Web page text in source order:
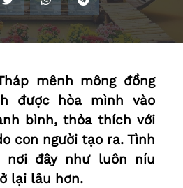
mênh mông đồng
được hòa mình vào
bình, thỏa thích với
con người tạo ra. Tình
nơi đây như luôn níu
lại lâu hơn.